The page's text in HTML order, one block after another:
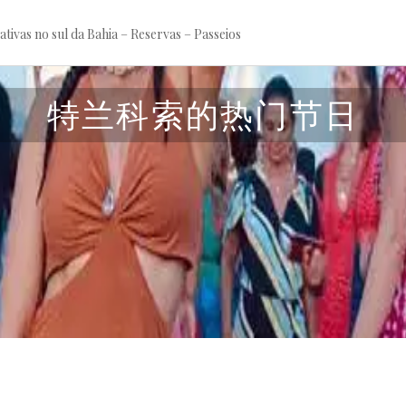
no sul da Bahia – Reservas – Passeios
m
a
i
6
0
2
5
特兰科索的热门节日